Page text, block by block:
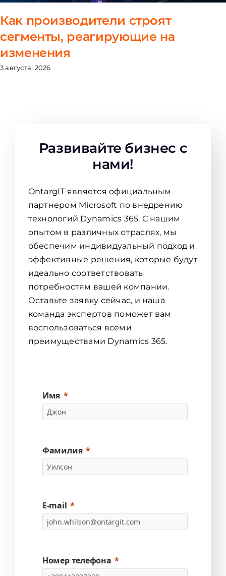
Как производители строят
сегменты, реагирующие на
изменения
3 августа, 2026
Развивайте бизнес с
нами!
OntargIT является официальным
партнером Microsoft по внедрению
технологий Dynamics 365. С нашим
опытом в различных отраслях, мы
обеспечим индивидуальный подход и
эффективные решения, которые будут
идеально соответствовать
потребностям вашей компании.
Оставьте заявку сейчас, и наша
команда экспертов поможет вам
воспользоваться всеми
преимуществами Dynamics 365.
Имя
Фамилия
E-mail
Номер телефона